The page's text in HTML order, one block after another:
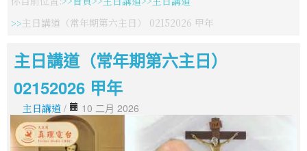
主日講道（常年期第六主日） 02152026 甲年
主日講道（常年期第六主日）
02152026 甲年
主日講道 / 10 二月 2026